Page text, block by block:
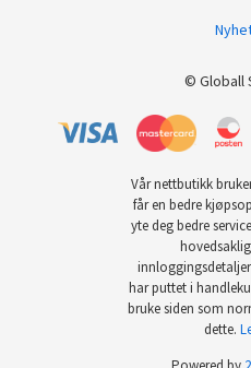
© Globall
Vår nettbutikk
får en bedre
yte deg bedre
har puttet i
bruke siden som
dette.